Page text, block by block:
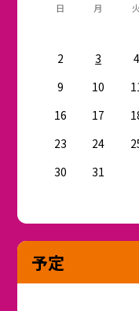
日 月 火
2
3 4
9
10
16
17
23
24
30
31
予定